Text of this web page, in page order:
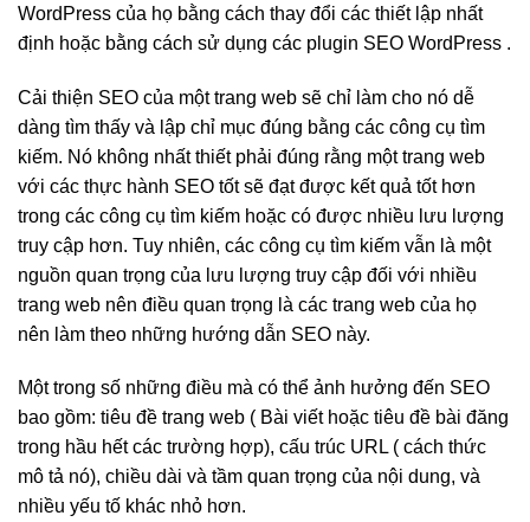
WordPress của họ bằng cách thay đổi các thiết lập nhất
định hoặc bằng cách sử dụng các plugin SEO WordPress .
Cải thiện SEO của một trang web sẽ chỉ làm cho nó dễ
dàng tìm thấy và lập chỉ mục đúng bằng các công cụ tìm
kiếm. Nó không nhất thiết phải đúng rằng một trang web
với các thực hành SEO tốt sẽ đạt được kết quả tốt hơn
trong các công cụ tìm kiếm hoặc có được nhiều lưu lượng
truy cập hơn. Tuy nhiên, các công cụ tìm kiếm vẫn là một
nguồn quan trọng của lưu lượng truy cập đối với nhiều
trang web nên điều quan trọng là các trang web của họ
nên làm theo những hướng dẫn SEO này.
Một trong số những điều mà có thể ảnh hưởng đến SEO
bao gồm: tiêu đề trang web ( Bài viết hoặc tiêu đề bài đăng
trong hầu hết các trường hợp), cấu trúc URL ( cách thức
mô tả nó), chiều dài và tầm quan trọng của nội dung, và
nhiều yếu tố khác nhỏ hơn.